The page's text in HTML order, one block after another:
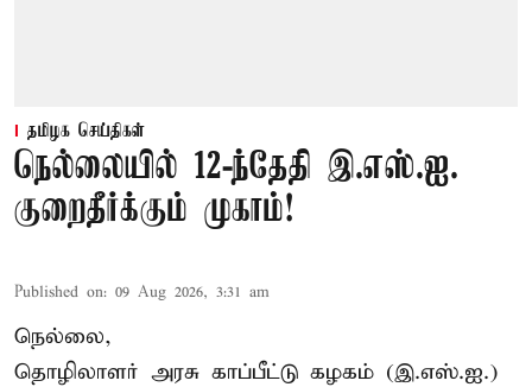
தமிழக செய்திகள்
நெல்லையில் 12-ந்தேதி இ.எஸ்.ஐ.
குறைதீர்க்கும் முகாம்!
Published on: 09 Aug 2026, 3:31 am
நெல்லை,
தொழிலாளர் அரசு காப்பீட்டு கழகம் (இ.எஸ்.ஐ.)